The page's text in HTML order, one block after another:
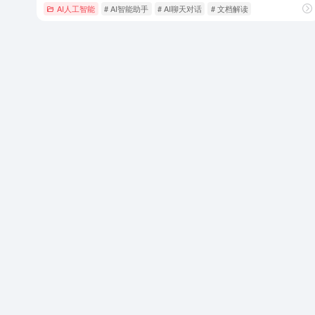
AI人工智能 # AI智能助手 # AI聊天对话 # 文档解读